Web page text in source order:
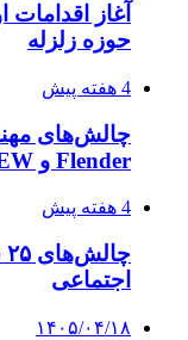
آغاز اقدامات
حوزه زلزله
4 هفته پیش
چالش‌های
Flender و SEW تا تولیدکنندگان تخصصی ایرانی
4 هفته پیش
اجتماعی
۱۴۰۵/۰۴/۱۸